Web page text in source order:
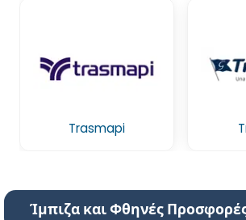
Trasmapi
Ίμπιζα και Φθηνές